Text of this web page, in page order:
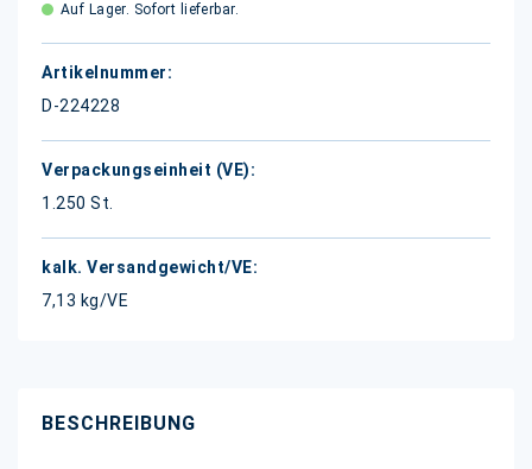
Auf Lager. Sofort lieferbar.
D-224228
1.250 St.
7,13 kg/VE
BESCHREIBUNG